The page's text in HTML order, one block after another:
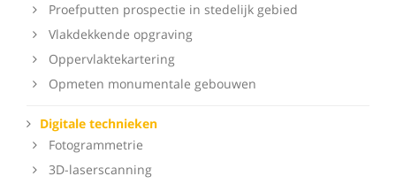
Proefputten prospectie in stedelijk gebied
Vlakdekkende opgraving
Oppervlaktekartering
Opmeten monumentale gebouwen
Digitale technieken
Fotogrammetrie
3D-laserscanning